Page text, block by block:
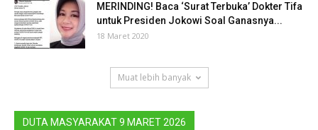
MERINDING! Baca ‘Surat Terbuka’ Dokter Tifa
untuk Presiden Jokowi Soal Ganasnya...
18 Maret 2020
Muat lebih banyak
DUTA MASYARAKAT 9 MARET 2026